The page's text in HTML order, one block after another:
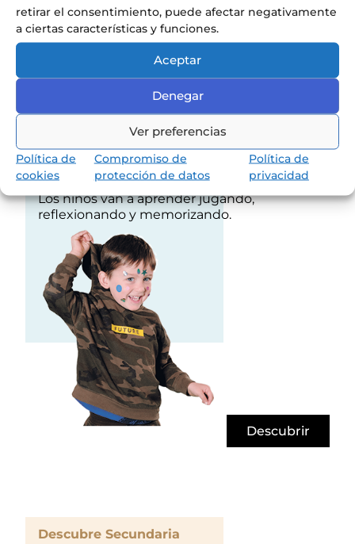
retirar el consentimiento, puede afectar negativamente
a ciertas características y funciones.
Aceptar
Denegar
Ver preferencias
Política de
cookies
Compromiso de
protección de datos
Política de
privacidad
Conoce nuestra pedagogía
de infantil y primaria
Los niños van a aprender jugando,
reflexionando y memorizando.
Descubrir
Descubre Secundaria